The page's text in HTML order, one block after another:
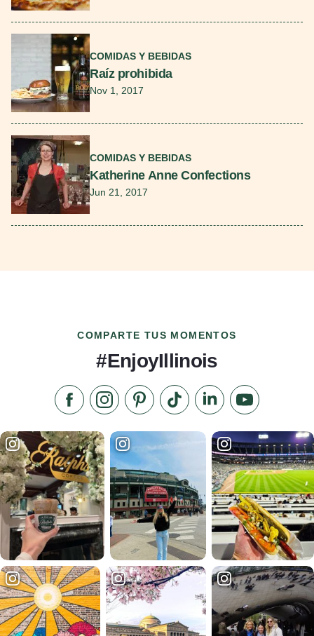
COMIDAS Y BEBIDAS
Raíz prohibida
Nov 1, 2017
COMIDAS Y BEBIDAS
Katherine Anne Confections
Jun 21, 2017
COMPARTE TUS MOMENTOS
#EnjoyIllinois
Síganos en Facebook
Síganos en Instagram
Visite nuestro Pinterest
Síganos en TikTok
Síganos en LinkedIn
Suscríbase a